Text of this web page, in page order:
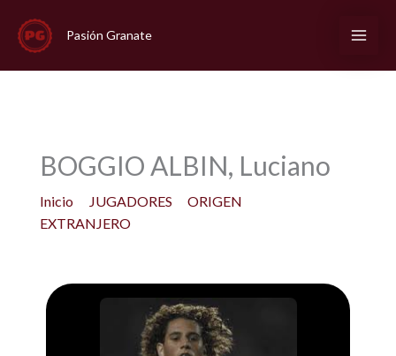
contenido
Pasión Granate
BOGGIO ALBIN, Luciano
Inicio JUGADORES
ORIGEN
EXTRANJERO